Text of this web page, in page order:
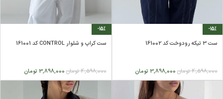
-15%
ست 3 تیکه رودوخت کد 161002
4,598,000تومان 3,898,000 تومان
-15%
ست کراپ و شلوار CONTROL کد 161001
4,598,000تومان 3,898,000 تومان